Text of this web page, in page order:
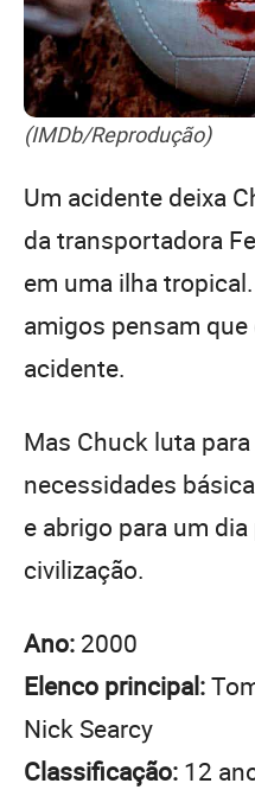
(IMDb/Reprodução)
Um acidente deixa
da transportadora
em uma ilha
amigos pensam
acidente.
Mas Chuck luta
necessidades
e abrigo para um
civilização.
Ano: 2000
Elenco principal:
Nick Searcy
Classificação: 12